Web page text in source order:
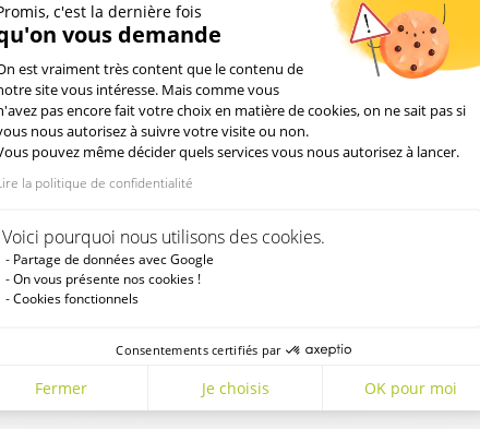
c'est la dernière fois
vous demande
de Gestion du Consentement :
est vraiment très content que le contenu de
site vous intéresse. Mais comme vous
pas encore fait votre choix en matière de cookies, on ne sait pas si
nous autorisez à suivre votre visite ou non.
pouvez même décider quels services vous nous autorisez à lancer.
la politique de confidentialité
Voici pourquoi nous utilisons des cookies.
Partage de données avec Google
On vous présente nos cookies !
Cookies fonctionnels
Consentements certifiés par
Fermer Je choisis OK pour moi
Axeptio consent
de jardin, telle que l’Ypsilon 4 ou bien la Concrete, toujours
appel à nos conseillers par téléphone au 01 34 34 55 22 ou